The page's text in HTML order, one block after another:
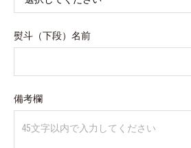
熨斗（下段）名前
備考欄